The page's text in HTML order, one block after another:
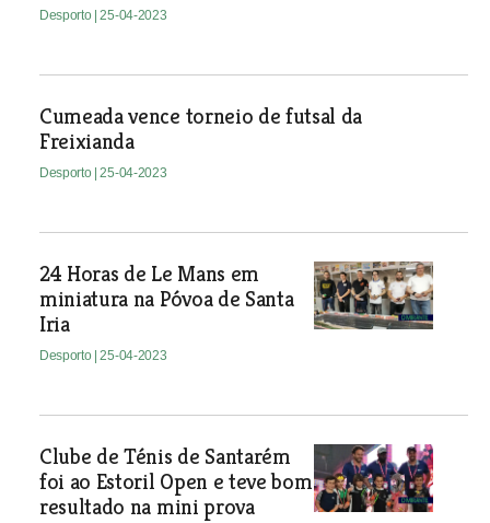
Desporto | 25-04-2023
Cumeada vence torneio de futsal da
Freixianda
Desporto | 25-04-2023
24 Horas de Le Mans em
miniatura na Póvoa de Santa
Iria
Desporto | 25-04-2023
Clube de Ténis de Santarém
foi ao Estoril Open e teve bom
resultado na mini prova